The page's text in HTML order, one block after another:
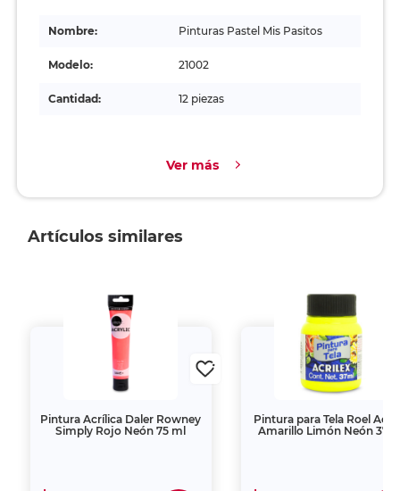
Nombre: Pinturas Pastel Mis Pasitos
Modelo: 21002
Cantidad: 12 piezas
Ver más
Artículos similares
Pintura Acrílica Daler Rowney
Simply Rojo Neón 75 ml
Pintura para Tela Roel Acrilex
Amarillo Limón Neón 37 ml